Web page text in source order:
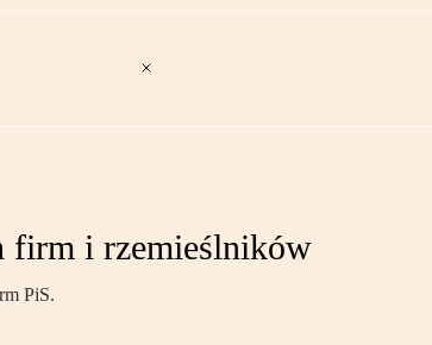
firm i rzemieślników
PiS.